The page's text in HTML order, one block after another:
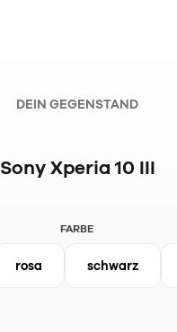
DEIN GEGENSTAND
Sony Xperia 10 III
FARBE
rosa schwarz